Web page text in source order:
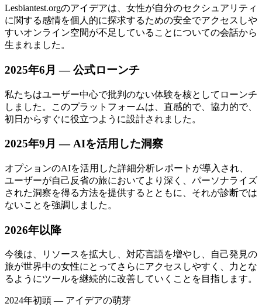
Lesbiantest.orgのアイデアは、女性が自分のセクシュアリティ
に関する感情を個人的に探求するための安全でアクセスしや
すいオンライン空間が不足していることについての会話から
生まれました。
2025年6月 — 公式ローンチ
私たちはユーザー中心で批判のない体験を核としてローンチ
しました。このプラットフォームは、直感的で、協力的で、
初日からすぐに役立つように設計されました。
2025年9月 — AIを活用した洞察
オプションのAIを活用した詳細分析レポートが導入され、
ユーザーが自己反省の旅においてより深く、パーソナライズ
された洞察を得る方法を提供するとともに、それが診断では
ないことを強調しました。
2026年以降
今後は、リソースを拡大し、対応言語を増やし、自己発見の
旅が世界中の女性にとってさらにアクセスしやすく、力とな
るようにツールを継続的に改善していくことを目指します。
2024年初頭 — アイデアの萌芽